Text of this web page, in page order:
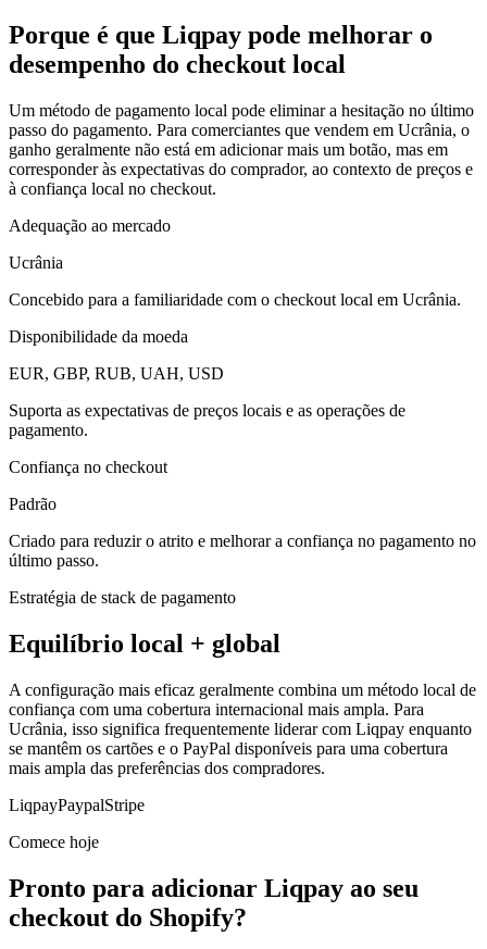
Porque é que Liqpay pode melhorar o
desempenho do checkout local
Um método de pagamento local pode eliminar a hesitação no último
passo do pagamento. Para comerciantes que vendem em Ucrânia, o
ganho geralmente não está em adicionar mais um botão, mas em
corresponder às expectativas do comprador, ao contexto de preços e
à confiança local no checkout.
Adequação ao mercado
Ucrânia
Concebido para a familiaridade com o checkout local em Ucrânia.
Disponibilidade da moeda
EUR, GBP, RUB, UAH, USD
Suporta as expectativas de preços locais e as operações de
pagamento.
Confiança no checkout
Padrão
Criado para reduzir o atrito e melhorar a confiança no pagamento no
último passo.
Estratégia de stack de pagamento
Equilíbrio local + global
A configuração mais eficaz geralmente combina um método local de
confiança com uma cobertura internacional mais ampla. Para
Ucrânia, isso significa frequentemente liderar com Liqpay enquanto
se mantêm os cartões e o PayPal disponíveis para uma cobertura
mais ampla das preferências dos compradores.
LiqpayPaypalStripe
Comece hoje
Pronto para adicionar Liqpay ao seu
checkout do Shopify?